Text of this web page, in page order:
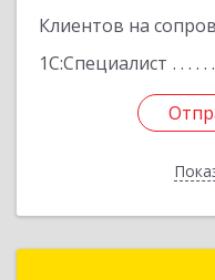
Клиентов на
1С:Специалист